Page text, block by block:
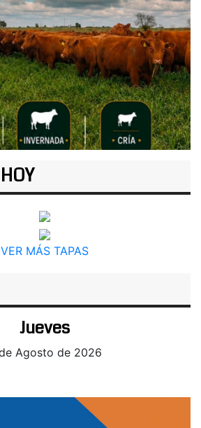
VER MÁS TAPAS
Jueves
Agosto de 2026